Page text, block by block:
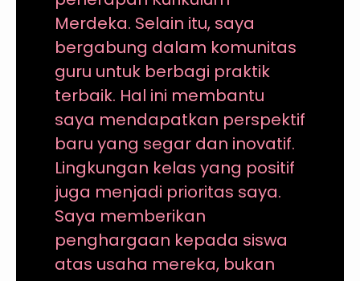
Merdeka. Selain itu, saya
bergabung dalam komunitas
guru untuk berbagi praktik
terbaik. Hal ini membantu
saya mendapatkan perspektif
baru yang segar dan inovatif.
Lingkungan kelas yang positif
juga menjadi prioritas saya.
Saya memberikan
penghargaan kepada siswa
atas usaha mereka, bukan